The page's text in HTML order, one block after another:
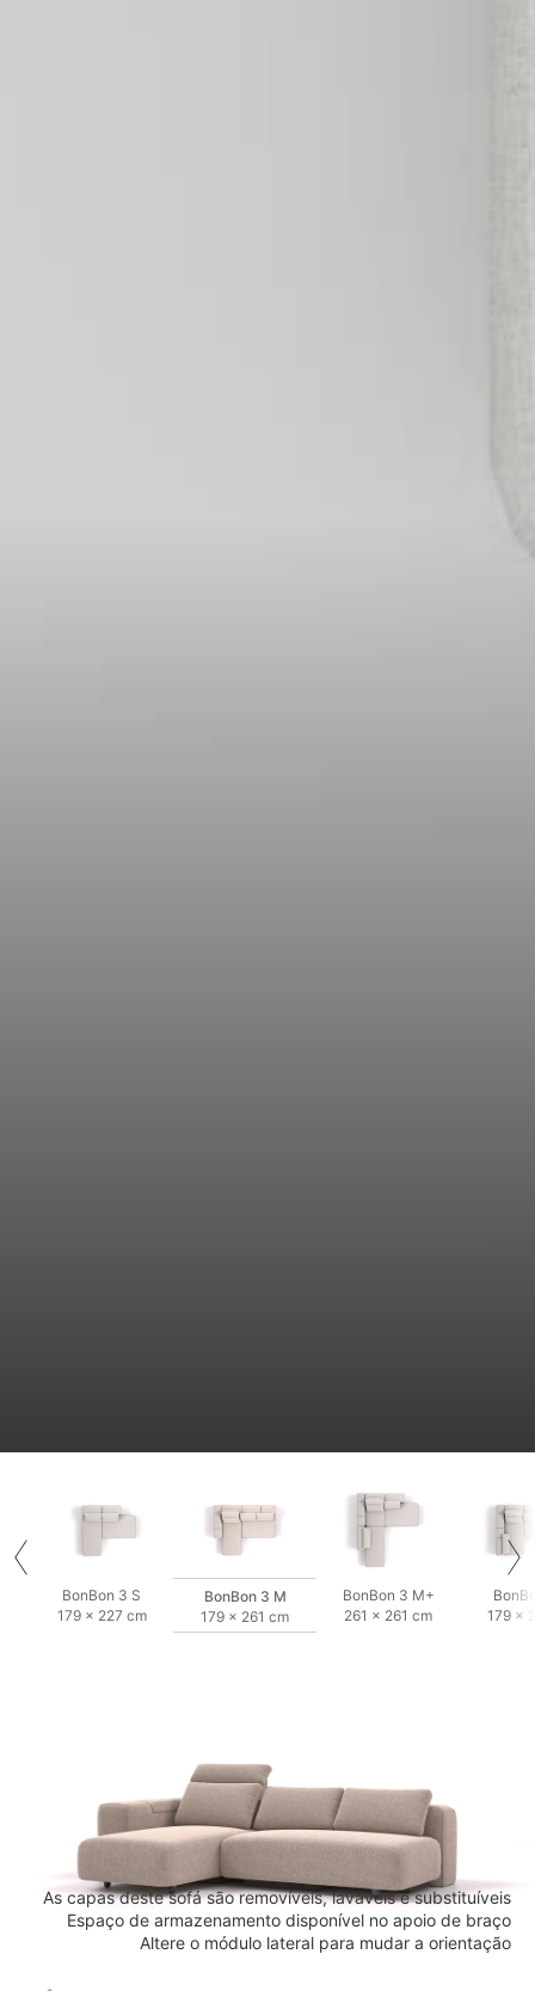
BonBon 3 S
179 × 227 cm
BonBon 3 M
179 × 261 cm
BonBon 3 M+
261 × 261 cm
179 ×
As capas deste sofá são removíveis, laváveis e substituíveis
Espaço de armazenamento disponível no apoio de braço
Altere o módulo lateral para mudar a orientação